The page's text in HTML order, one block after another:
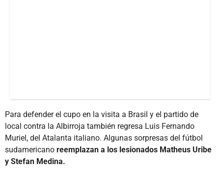
Para defender el cupo en la visita a Brasil y el partido de
local contra la Albirroja también regresa Luis Fernando
Muriel, del Atalanta italiano. Algunas sorpresas del fútbol
sudamericano reemplazan a los lesionados Matheus Uribe
y Stefan Medina.